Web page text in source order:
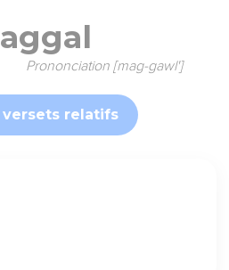
Prononciation [mag-gawl']
versets relatifs